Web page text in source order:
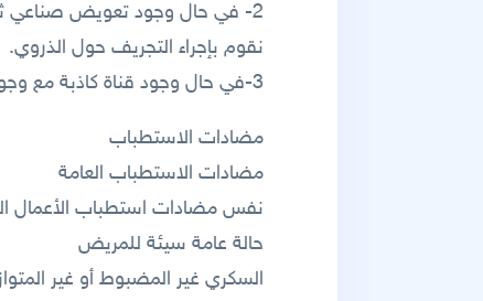
2- في حال وجود تعويض صناعي
نقوم بإجراء التجريف حول الذروي.
3-في حال وجود قناة كاذبة مع وجود آفة حول ذروية.
مضادات الاستطباب
مضادات الاستطباب العامة
نفس مضادات استطباب الأعمال
حالة عامة سيئة للمريض
السكري غير المضبوط أو غير